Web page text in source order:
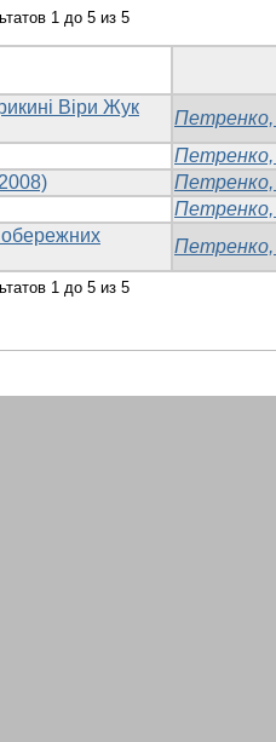
1 до 5 из 5
Віри Жук
Петренко,
Петренко,
Петренко,
Петренко,
Петренко,
1 до 5 из 5